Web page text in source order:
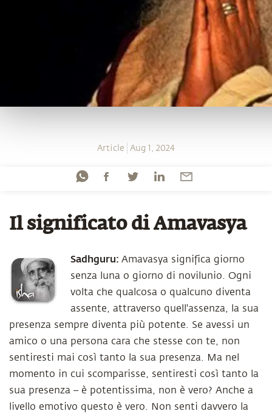
Article Aug 1, 2024
Il significato di Amavasya
Sadhguru: Amavasya significa giorno
senza luna o giorno di novilunio. Ogni
volta che qualcosa o qualcuno diventa
assente, attraverso quell'assenza, la sua
presenza sempre diventa più potente. Se avessi un
amico o una persona cara che stesse con te, non
sentiresti mai così tanto la sua presenza. Ma nel
momento in cui scomparisse, sentiresti così tanto la
sua presenza – è potentissima, non è vero? Anche a
livello emotivo questo è vero. Non senti davvero la